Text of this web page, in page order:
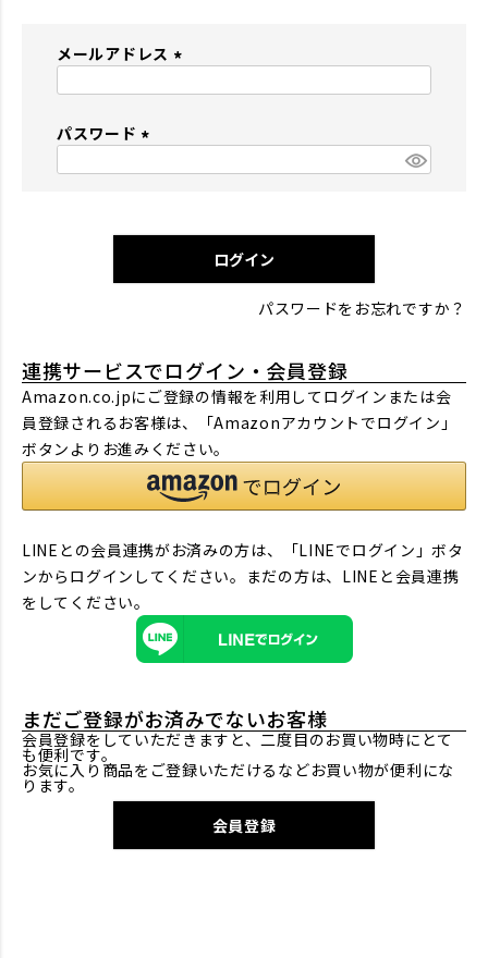
メールアドレス
パスワード
)
ログイン
パスワードをお忘れですか？
連携サービスでログイン・会員登録
Amazon.co.jpにご登録の情報を利用してログインまたは会
員登録されるお客様は、「Amazonアカウントでログイン」
ボタンよりお進みください。
LINEとの会員連携がお済みの方は、「LINEでログイン」ボタ
ンからログインしてください。まだの方は、 LINEと会員連携
をしてください。
まだご登録がお済みでないお客様
会員登録をしていただきますと、二度目のお買い物時にとて
も便利です。
お気に入り商品をご登録いただけるなどお買い物が便利にな
ります。
会員登録